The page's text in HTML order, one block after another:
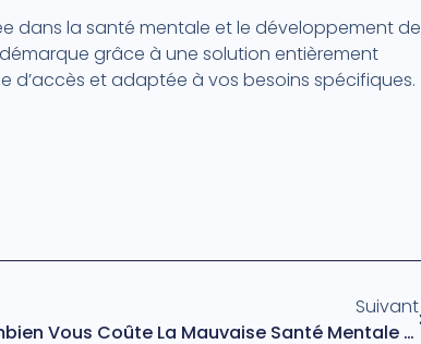
dans la santé mentale et le développement de
grâce à une solution entièrement
et adaptée à vos besoins spécifiques.
Suivant
Combien Vous Coûte La Mauvaise Santé Mentale De Vos Collaborateurs ?